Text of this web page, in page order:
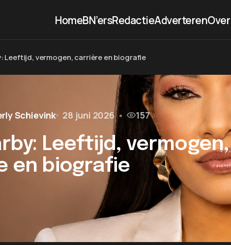
HomeBN’ersRedactieAdverteren
Leeftijd, vermogen, carrière en biografie
Schievink 28 juni 2026 • 157
Leeftijd, vermogen,
en biografie